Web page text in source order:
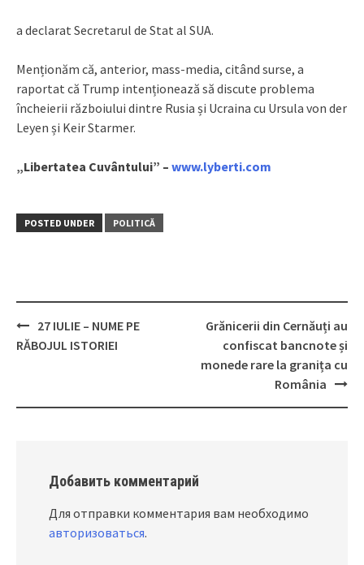
a declarat Secretarul de Stat al SUA.
Menționăm că, anterior, mass-media, citând surse, a
raportat că Trump intenționează să discute problema
încheierii războiului dintre Rusia și Ucraina cu Ursula von der
Leyen și Keir Starmer.
„Libertatea Cuvântului” – www.lyberti.com
POSTED UNDER POLITICĂ
Post
27 IULIE – NUME PE
RĂBOJUL ISTORIEI
Grănicerii din Cernăuți au
confiscat bancnote și
monede rare la granița cu
România
Добавить комментарий
Для отправки комментария вам необходимо
авторизоваться.